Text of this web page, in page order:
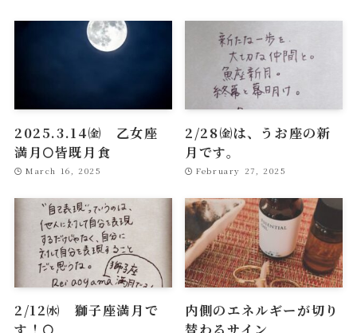
2025.3.14㈮ 乙女座
満月🌕皆既月食
March 16, 2025
2/28㈮は、うお座の新
月です。
February 27, 2025
2/12㈬ 獅子座満月で
す！🌕
内側のエネルギーが切り
替わるサイン